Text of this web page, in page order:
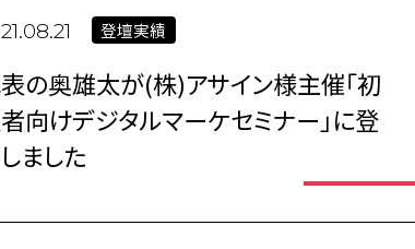
登壇実績
の奥雄太が(株)アサイン様主催「初
向けデジタルマーケセミナー」に登
ました